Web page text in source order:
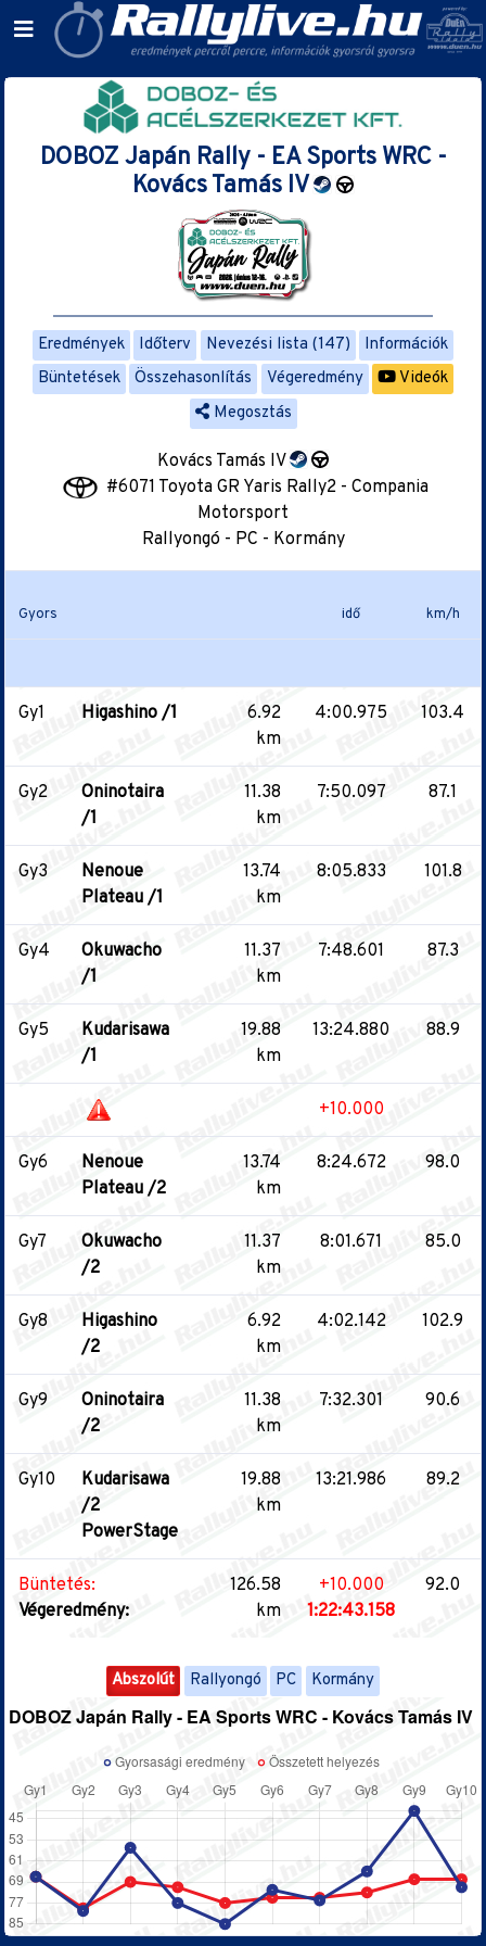
DOBOZ Japán Rally - EA Sports WRC -
Kovács Tamás IV
Eredmények Időterv Nevezési lista (147)
Információk
Büntetések
Összehasonlítás Végeredmény
Videók
Megosztás
Kovács Tamás IV
#6071 Toyota GR Yaris Rally2 - Compania
Motorsport
Rallyongó - PC - Kormány
Gyors idő km/h
Gy1 Higashino /1
6.92
km
4:00.975 103.4
Gy2
Oninotaira
/1
11.38
km
7:50.097 87.1
Gy3
Nenoue
Plateau /1
13.74
km
8:05.833 101.8
Gy4
Okuwacho
/1
11.37
km
7:48.601 87.3
Gy5
Kudarisawa
/1
19.88
km
13:24.880 88.9
+10.000
Gy6
Nenoue
Plateau /2
13.74
km
8:24.672 98.0
Gy7
Okuwacho
/2
11.37
km
8:01.671 85.0
Gy8
Higashino
/2
6.92
km
4:02.142 102.9
Gy9
Oninotaira
/2
11.38
km
7:32.301 90.6
Gy10
Kudarisawa
/2
PowerStage
19.88
km
13:21.986 89.2
Büntetés:
Végeredmény:
126.58
km
+10.000
1:22:43.158
92.0
Abszolút Rallyongó PC Kormány